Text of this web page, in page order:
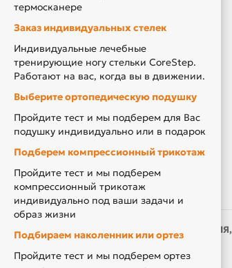
Новости
Оплата и доставка
Подарочный сертификат
Товары по Акции
Акция Вторая Жизнь
Акция Скидка за Отзыв
Компенсация за ТСР
ИМЕЮТСЯ
ВРАЧОМ
термосканере
Заказ индивидуальных стелек
Индивидуальные лечебные
тренирующие ногу стельки CoreStep.
Работают на вас, когда вы в движении.
Выберите ортопедическую подушку
Пройдите тест и мы подберем для Вас
подушку индивидуально или в подарок
Подберем компрессионный трикотаж
Пройдите тест и мы подберем
компрессионный трикотаж
индивидуально под ваши задачи и
образ жизни
Подбираем наколенник или ортез
Пройдите тест и мы подберем ортез